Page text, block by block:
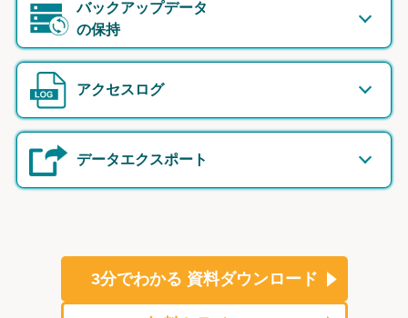
バックアップデータ
の保持
アクセスログ
データエクスポート
3分でわかる 資料ダウンロード